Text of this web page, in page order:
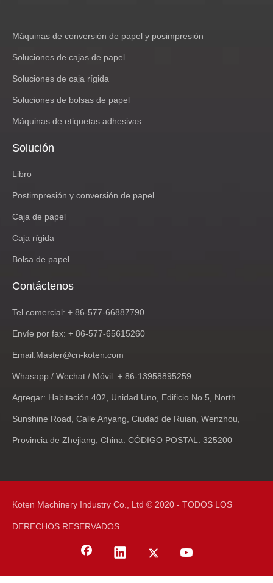
Máquinas de conversión de papel y posimpresión
Soluciones de cajas de papel
Soluciones de caja rígida
Soluciones de bolsas de papel
Máquinas de etiquetas adhesivas
Solución
Libro
Postimpresión y conversión de papel
Caja de papel
Caja rígida
Bolsa de papel
Contáctenos
Tel comercial: + 86-577-66887790
Envíe por fax: + 86-577-65615260
Email:Master@cn-koten.com
Whasapp / Wechat / Móvil: + 86-13958895259
Agregar: Habitación 402, Unidad Uno, Edificio No.5, North
Sunshine Road, Calle Anyang, Ciudad de Ruian, Wenzhou,
Provincia de Zhejiang, China. CÓDIGO POSTAL. 325200
Koten Machinery Industry Co., Ltd © 2020 - TODOS LOS
DERECHOS RESERVADOS